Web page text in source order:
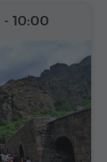
- 10:00